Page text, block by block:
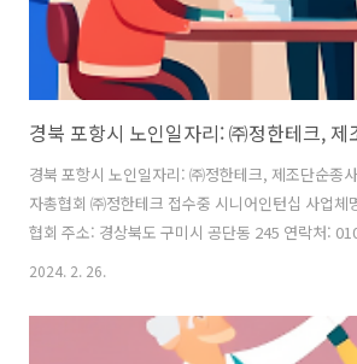
경북 포항시 노인일자리: ㈜정한테크, 제
경북 포항시 노인일자리: ㈜정한테크, 제조단순종
자총협회 ㈜정한테크 접수중 시니어인턴십 사업체
협회 주소: 경상북도 구미시 공단동 245 연락처:
인사항: (주)정한테크 · 근무지역: 포항시 남구 · 직
원 : 제조단순종사원 3명 5.운영계획 : 시니어인턴
고용 6.직무교육 : - 사규에 따른 교육 진행 예정 7.
2024. 2. 26.